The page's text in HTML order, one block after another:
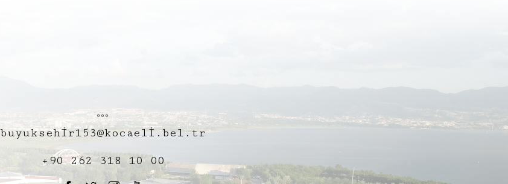
buyuksehir153@kocaeli.bel.tr
+90 262 318 10 00